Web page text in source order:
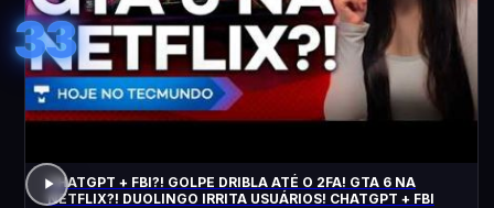
33
CHATGPT + FBI?! GOLPE DRIBLA ATÉ O 2FA! GTA 6 NA
NETFLIX?! DUOLINGO IRRITA USUÁRIOS! CHATGPT + FBI